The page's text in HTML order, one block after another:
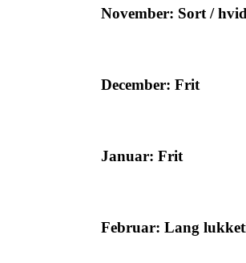
November: Sort / hvid
December: Frit
Januar: Frit
Februar: Lang